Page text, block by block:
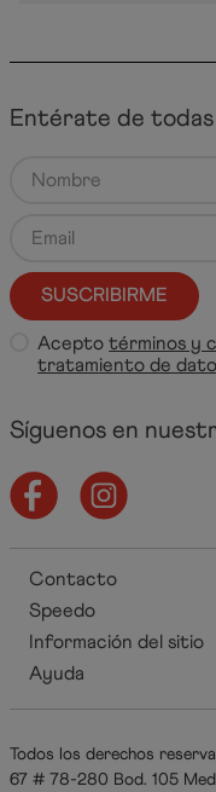
Entérate de todas
SUSCRIBIRME
Aceptotérminos y
tratamiento de
Síguenos en
Contacto
Speedo
Información del sitio
Ayuda
Todos los derechos
67 # 78-280 Bod. 105